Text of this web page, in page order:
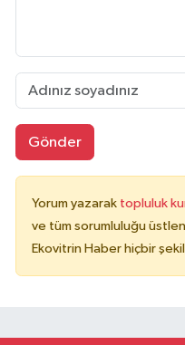
Gönder
Yorum yazarak topluluk
ve tüm sorumluluğu
Ekovitrin Haber hiçbir